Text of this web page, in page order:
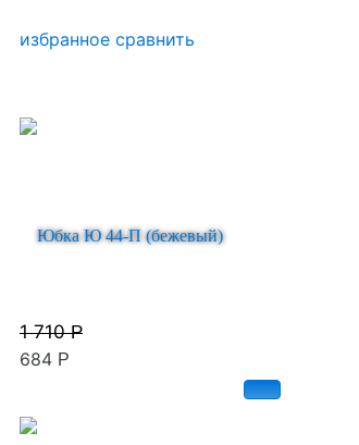
избранное сравнить
Юбка Ю 44-П (бежевый)
1 710Р
684 Р